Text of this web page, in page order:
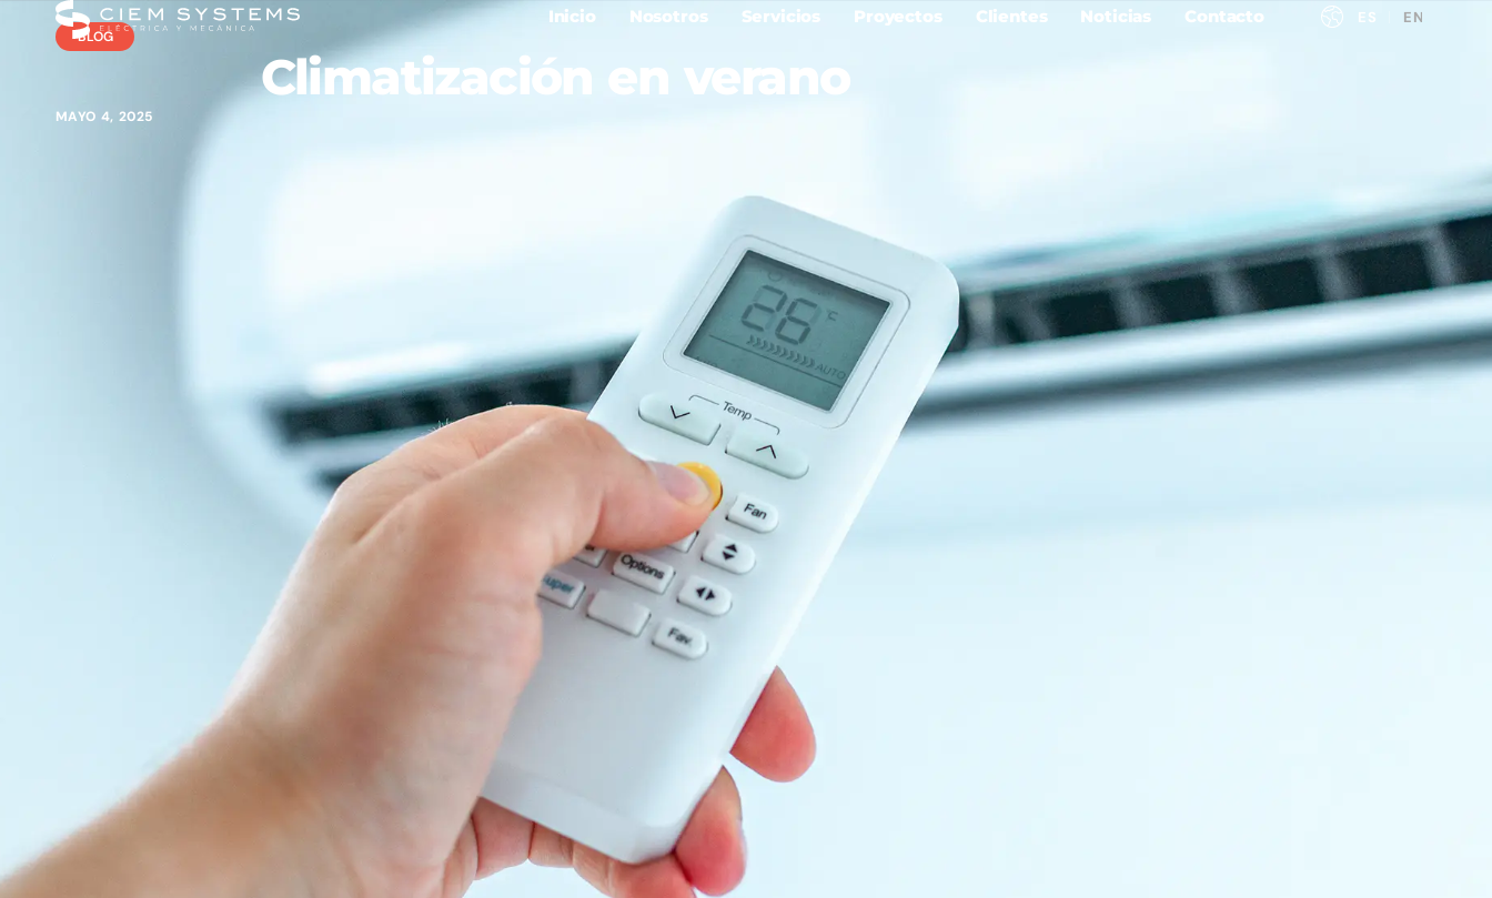
Inicio Nosotros Servicios Proyectos Clientes Noticias Contacto ESPAÑOLENGLISH
BLOG
Climatización en verano
MAYO 4, 2025